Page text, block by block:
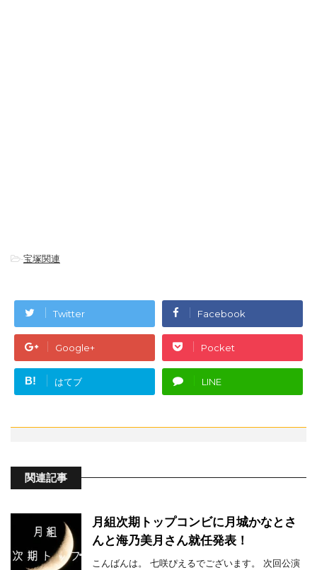
-宝塚関連
Twitter Facebook
Google+ Pocket
B! はてブ LINE
関連記事
月組次期トップコンビに月城かなとさ
んと海乃美月さん就任発表！
こんばんは。 七咲ぴえるでございます。 次回公演